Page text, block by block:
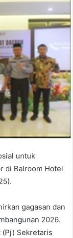
untuk
di Balroom Hotel
gagasan dan
2026.
(Pj) Sekretaris